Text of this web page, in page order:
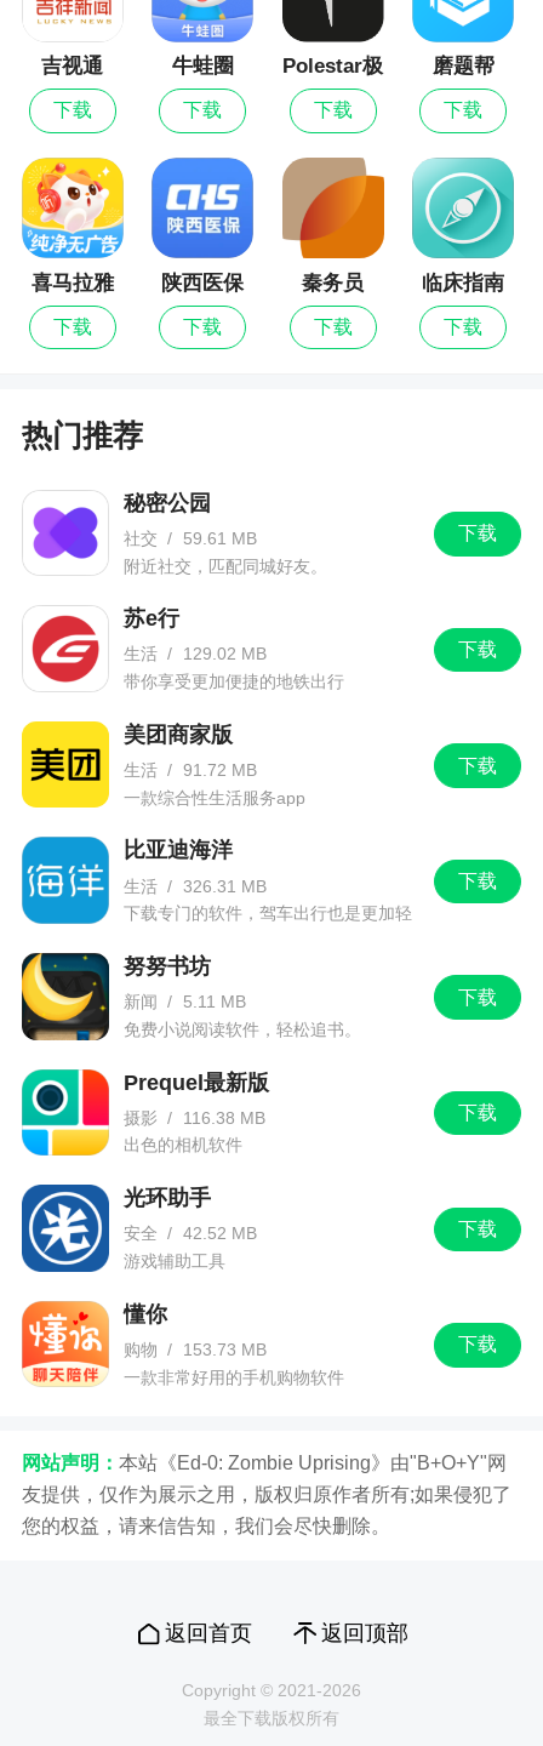
2、果速送是款不错的线上购物软件，实时为用
户提供便捷的水果购物服务，海量常购商品实时查
看，一键加入购物车，方便你，快来使用吧
更新日志
1.购物车优化
2.订单结算收货地址问题修改
吉视通
下载
牛蛙圈
下载
Polestar极
星
下载
磨题帮
下载
喜马拉雅
儿童
下载
陕西医保
下载
秦务员
下载
临床指南
下载
热门推荐
下载
秘密公园
社交 /
59.61 MB
附近社交，匹配同城好友。
下载
苏e行
生活 /
129.02 MB
带你享受更加便捷的地铁出行
下载
美团商家版
生活 / 91.72 MB
一款综合性生活服务app
下载
比亚迪海洋
生活 / 326.31 MB
下载专门的软件，驾车出行也是更加轻
下载
努努书坊
新闻 /
5.11 MB
免费小说阅读软件，轻松追书。
下载
Prequel最新版
摄影 /
116.38 MB
出色的相机软件
下载
光环助手
安全 / 42.52 MB
游戏辅助工具
下载
懂你
购物 /
153.73 MB
一款非常好用的手机购物软件
网站声明： 本站《Ed-0: Zombie Uprising》由"B+O+Y"网
友提供，仅作为展示之用，版权归原作者所有;如果侵犯了
您的权益，请来信告知，我们会尽快删除。
返回首页 返回顶部
Copyright © 2021-2026
最全下载版权所有